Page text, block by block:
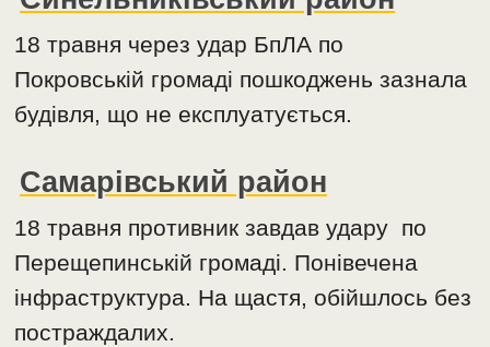
18 травня через удар БпЛА по
Покровській громаді пошкоджень зазнала
будівля, що не експлуатується.
Самарівський район
18 травня противник завдав удару по
Перещепинській громаді. Понівечена
інфраструктура. На щастя, обійшлось без
постраждалих.